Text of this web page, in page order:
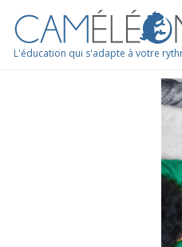
L'éducation qui s'adapte à votre